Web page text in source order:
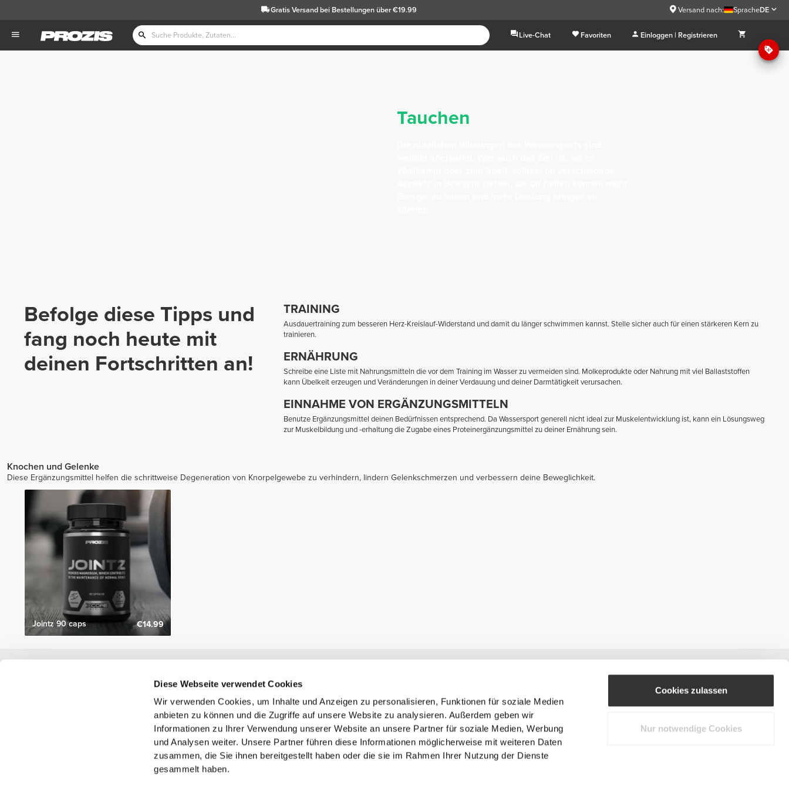
Diese Webseite verwendet Cookies
Wir verwenden Cookies, um Inhalte und Anzeigen zu personalisieren, Funktionen für soziale Medien
anbieten zu können und die Zugriffe auf unsere Website zu analysieren. Außerdem geben wir
Informationen zu Ihrer Verwendung unserer Website an unsere Partner für soziale Medien, Werbung
und Analysen weiter. Unsere Partner führen diese Informationen möglicherweise mit weiteren Daten
zusammen, die Sie ihnen bereitgestellt haben oder die sie im Rahmen Ihrer Nutzung der Dienste
gesammelt haben.
Cookies zulassen
Nur notwendige Cookies
Gratis Versandbei Bestellungen über €19.99 Versand nach: SpracheDE
Live-Chat Favoriten Einloggen | Registrieren
Tauchen
Befolge diese Tipps und
fang noch heute mit
deinen Fortschritten an!
TRAINING
Ausdauertraining zum besseren Herz-Kreislauf-Widerstand und damit du länger schwimmen kannst. Stelle sicher auch für einen stärkeren Kern zu
trainieren.
ERNÄHRUNG
Schreibe eine Liste mit Nahrungsmitteln die vor dem Training im Wasser zu vermeiden sind. Molkeprodukte oder Nahrung mit viel Ballaststoffen
kann Übelkeit erzeugen und Veränderungen in deiner Verdauung und deiner Darmtätigkeit verursachen.
EINNAHME VON ERGÄNZUNGSMITTELN
Benutze Ergänzungsmittel deinen Bedürfnissen entsprechend. Da Wassersport generell nicht ideal zur Muskelentwicklung ist, kann ein Lösungsweg
zur Muskelbildung und -erhaltung die Zugabe eines Proteinergänzungsmittel zu deiner Ernährung sein.
Knochen und Gelenke
Diese Ergänzungsmittel helfen die schrittweise Degeneration von Knorpelgewebe zu verhindern, lindern Gelenkschmerzen und verbessern deine Beweglichkeit.
Jointz 90 caps €14.99
Erhalte Neuigkeiten und Angebote per E-Mail direkt in dein
Abonnieren